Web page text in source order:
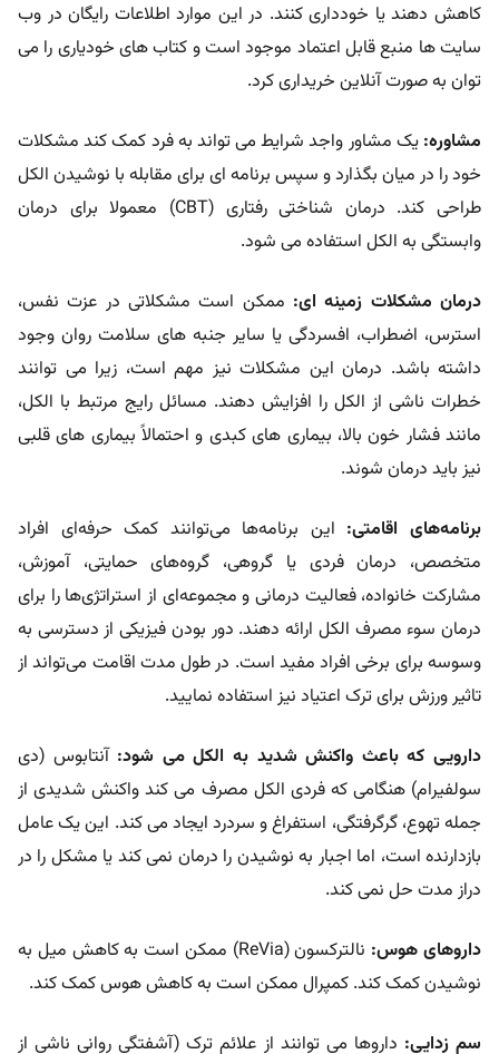
کاهش دهند یا خودداری کنند. در این موارد اطلاعات رایگان در وب
سایت ها منبع قابل اعتماد موجود است و کتاب های خودیاری را می
توان به صورت آنلاین خریداری کرد.
مشاوره: یک مشاور واجد شرایط می تواند به فرد کمک کند مشکلات
خود را در میان بگذارد و سپس برنامه ای برای مقابله با نوشیدن الکل
طراحی کند. درمان شناختی رفتاری (CBT) معمولا برای درمان
وابستگی به الکل استفاده می شود.
درمان مشکلات زمینه ای: ممکن است مشکلاتی در عزت نفس،
استرس، اضطراب، افسردگی یا سایر جنبه های سلامت روان وجود
داشته باشد. درمان این مشکلات نیز مهم است، زیرا می توانند
خطرات ناشی از الکل را افزایش دهند. مسائل رایج مرتبط با الکل،
مانند فشار خون بالا، بیماری های کبدی و احتمالاً بیماری های قلبی
نیز باید درمان شوند.
برنامه‌های اقامتی: این برنامه‌ها می‌توانند کمک حرفه‌ای افراد
متخصص، درمان فردی یا گروهی، گروه‌های حمایتی، آموزش،
مشارکت خانواده، فعالیت درمانی و مجموعه‌ای از استراتژی‌ها را برای
درمان سوء مصرف الکل ارائه دهند. دور بودن فیزیکی از دسترسی به
وسوسه برای برخی افراد مفید است. در طول مدت اقامت می‌تواند از
تاثیر ورزش برای ترک اعتیاد نیز استفاده نمایید.
دارویی که باعث واکنش شدید به الکل می شود: آنتابوس (دی
سولفیرام) هنگامی که فردی الکل مصرف می کند واکنش شدیدی از
جمله تهوع، گرگرفتگی، استفراغ و سردرد ایجاد می کند. این یک عامل
بازدارنده است، اما اجبار به نوشیدن را درمان نمی کند یا مشکل را در
دراز مدت حل نمی کند.
داروهای هوس:
نالترکسون (ReVia) ممکن است به کاهش میل به
نوشیدن کمک کند. کمپرال ممکن است به کاهش هوس کمک کند.
سم زدایی: داروها می توانند از علائم ترک (آشفتگی روانی ناشی از